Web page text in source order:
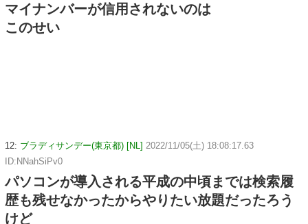
マイナンバーが信用されないのは
このせい
12: ブラディサンデー(東京都) [NL] 2022/11/05(土) 18:08:17.63
ID:NNahSiPv0
パソコンが導入される平成の中頃までは検索履
歴も残せなかったからやりたい放題だったろう
けど